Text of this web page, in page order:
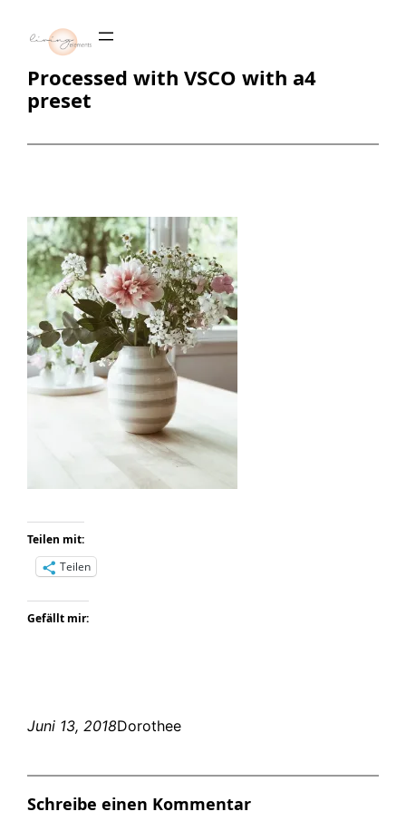
Inhalt
springen
Processed with VSCO with a4
preset
Teilen mit:
Teilen
Gefällt mir:
Juni 13, 2018Dorothee
Schreibe einen Kommentar